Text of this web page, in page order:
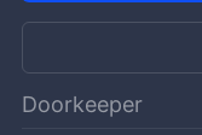
Doorkeeper